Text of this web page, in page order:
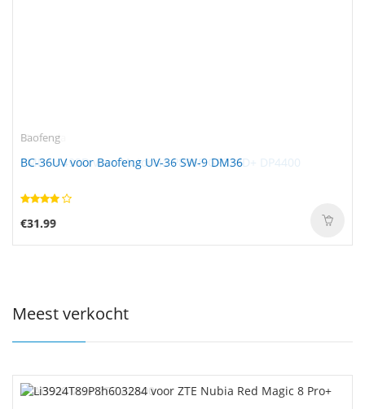
Baofeng
BC-36UV voor Baofeng UV-36 SW-9 DM36
€31.99
Meest verkocht